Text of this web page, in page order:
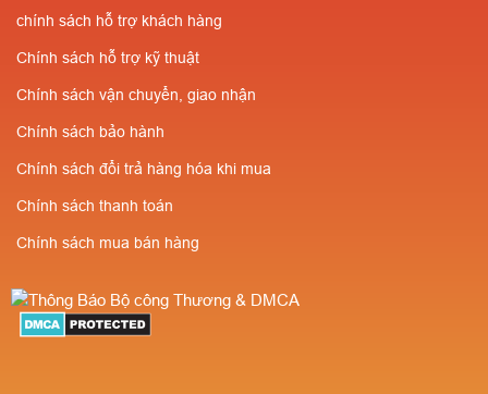
chính sách hỗ trợ khách hàng
Chính sách hỗ trợ kỹ thuật
Chính sách vận chuyển, giao nhận
Chính sách bảo hành
Chính sách đổi trả hàng hóa khi mua
Chính sách thanh toán
Chính sách mua bán hàng